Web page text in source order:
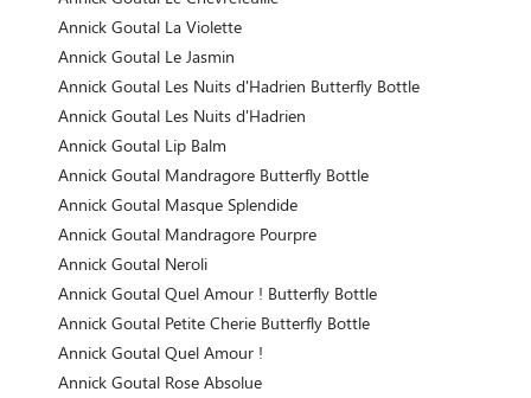
Annick Goutal La Violette
Annick Goutal Le Jasmin
Annick Goutal Les Nuits d'Hadrien Butterfly Bottle
Annick Goutal Les Nuits d'Hadrien
Annick Goutal Lip Balm
Annick Goutal Mandragore Butterfly Bottle
Annick Goutal Masque Splendide
Annick Goutal Mandragore Pourpre
Annick Goutal Neroli
Annick Goutal Quel Amour ! Butterfly Bottle
Annick Goutal Petite Cherie Butterfly Bottle
Annick Goutal Quel Amour !
Annick Goutal Rose Absolue